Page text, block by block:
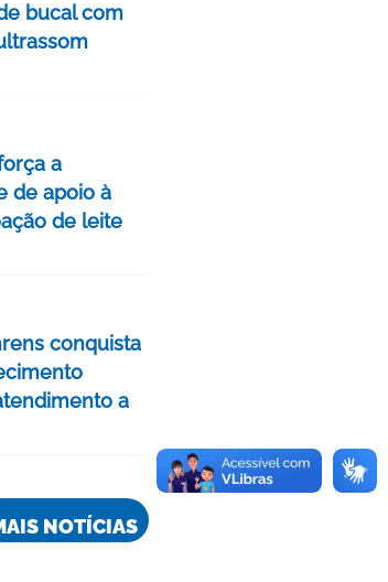
bucal com
a
de apoio à
de leite
conquista
a
NOTÍCIAS